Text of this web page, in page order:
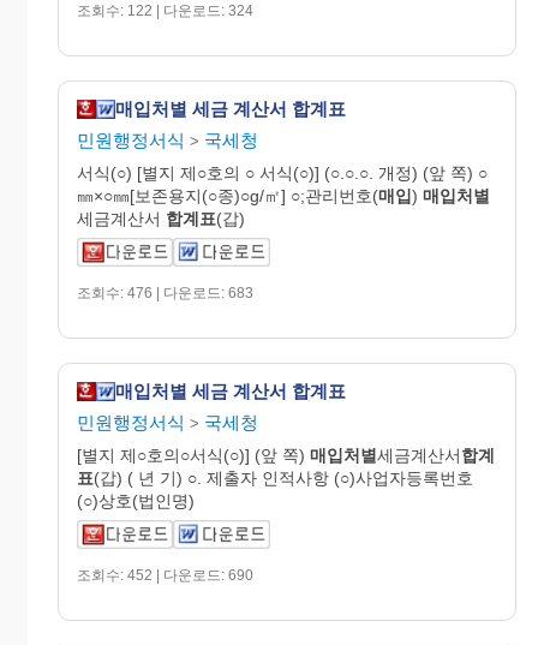
조회수: 122 | 다운로드: 324
매입처별 세금 계산서 합계표
민원행정서식 > 국세청
서식(○) [별지 제○호의 ○ 서식(○)] (○.○.○. 개정) (앞 쪽) ○
㎜×○㎜[보존용지(○종)○g/㎡] ○;관리번호(매입) 매입처별
세금계산서 합계표(갑)
조회수: 476 | 다운로드: 683
매입처별 세금 계산서 합계표
민원행정서식 > 국세청
[별지 제○호의○서식(○)] (앞 쪽) 매입처별세금계산서합계
표(갑) ( 년 기) ○. 제출자 인적사항 (○)사업자등록번호
(○)상호(법인명)
조회수: 452 | 다운로드: 690